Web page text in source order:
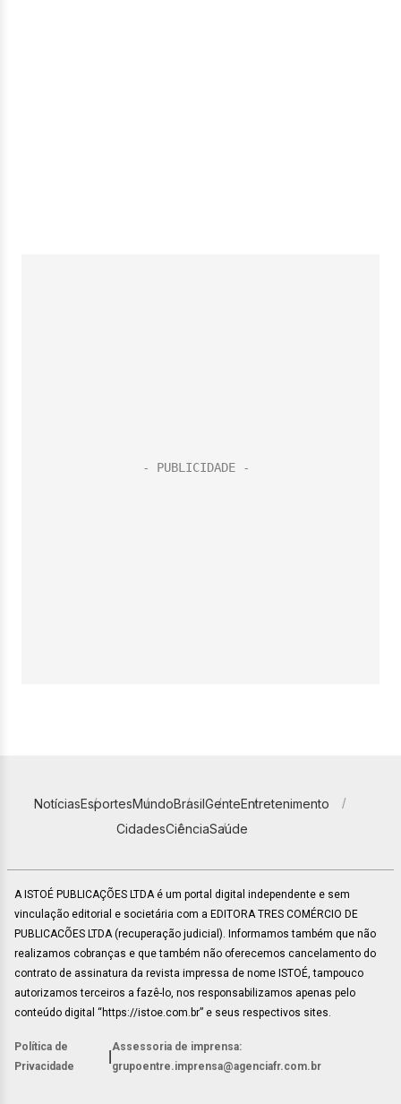
NotíciasEsportesMundoBrasilGenteEntretenimento
CidadesCiênciaSaúde
A ISTOÉ PUBLICAÇÕES LTDA é um portal digital independente e sem
vinculação editorial e societária com a EDITORA TRES COMÉRCIO DE
PUBLICACÕES LTDA (recuperação judicial). Informamos também que não
realizamos cobranças e que também não oferecemos cancelamento do
contrato de assinatura da revista impressa de nome ISTOÉ, tampouco
autorizamos terceiros a fazê-lo, nos responsabilizamos apenas pelo
conteúdo digital “https://istoe.com.br” e seus respectivos sites.
Política de
Privacidade
Assessoria de imprensa:
grupoentre.imprensa@agenciafr.com.br